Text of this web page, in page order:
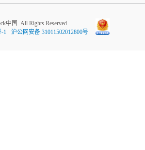
中国. All Rights Reserved.
1
沪公网安备 31011502012800号